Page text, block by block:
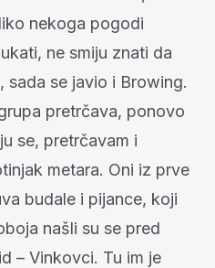
nekoga pogodi
ne smiju znati da
sada se javio i Browing.
pretrčava, ponovo
se, pretrčavam i
metara. Oni iz prve
budale i pijance, koji
našli su se pred
– Vinkovci. Tu im je